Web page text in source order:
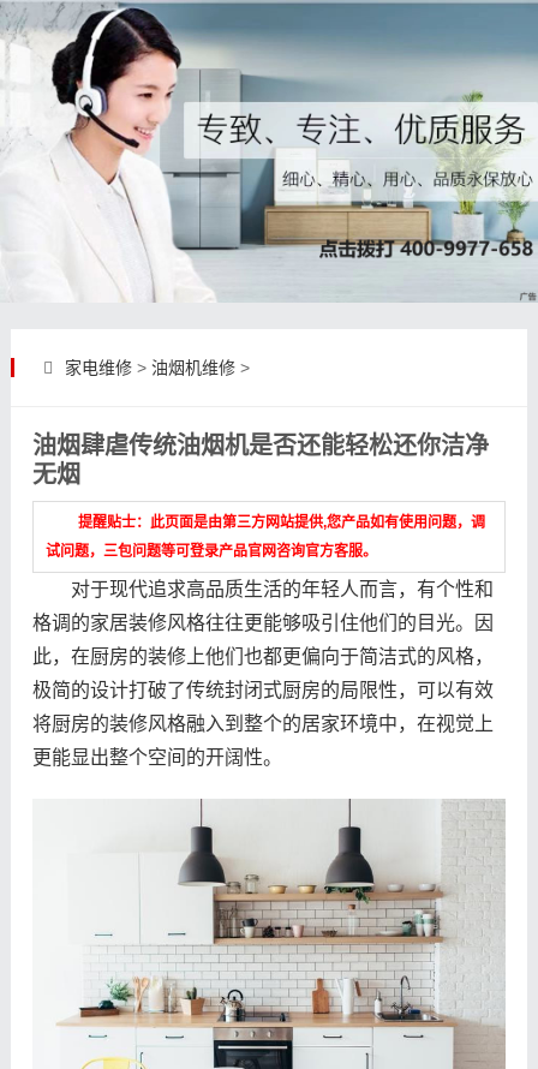
家电维修> 油烟机维修>
油烟肆虐传统油烟机是否还能轻松还你洁净
无烟
提醒贴士：此页面是由第三方网站提供,您产品如有使用问题，调
试问题，三包问题等可登录产品官网咨询官方客服。
对于现代追求高品质生活的年轻人而言，有个性和
格调的家居装修风格往往更能够吸引住他们的目光。因
此，在厨房的装修上他们也都更偏向于简洁式的风格，
极简的设计打破了传统封闭式厨房的局限性，可以有效
将厨房的装修风格融入到整个的居家环境中，在视觉上
更能显出整个空间的开阔性。